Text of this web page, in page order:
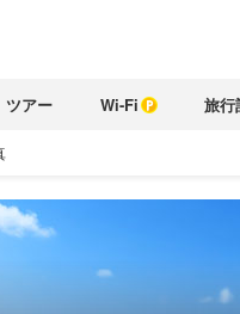
ツアー Wi-Fi 旅行